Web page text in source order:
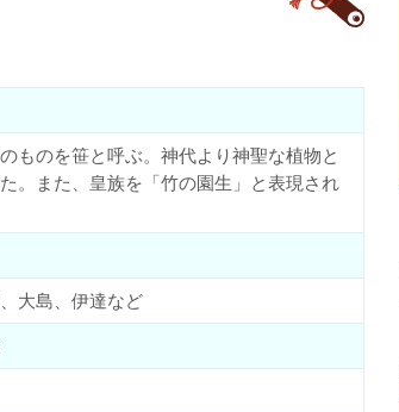
ものを笹と呼ぶ。神代より神聖な植物と
。また、皇族を「竹の園生」と表現され
大島、伊達など